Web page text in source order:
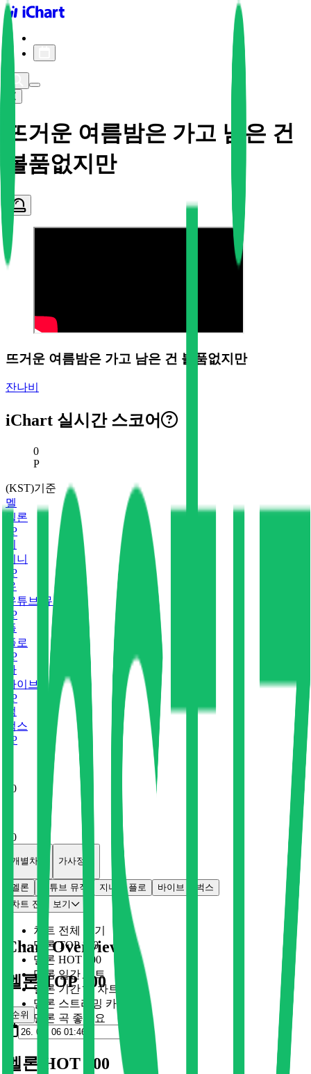
iChart logo
뜨거운 여름밤은 가고 남은 건
볼품없지만
뜨거운 여름밤은 가고 남은 건 볼품없지만
잔나비
iChart 실시간 스코어
현재 스코어
0
P
(KST)기준
멜
멜론
P
지니
P
유
유튜브 뮤직
P
플
플로
P
바
바이브
P
벅
벅스
P
0
0
개별차트 가사정보
멜론 유튜브 뮤직 지니 플로 바이브
벅스
차트 전체 보기
차트 전체 보기
멜론 TOP 100
멜론 HOT 100
멜론 일간 차트
멜론 기간 별 차트
멜론 스트리밍 카드
멜론 곡 좋아요
Chart Overview
멜론 TOP 100
순위
멜론 HOT 100